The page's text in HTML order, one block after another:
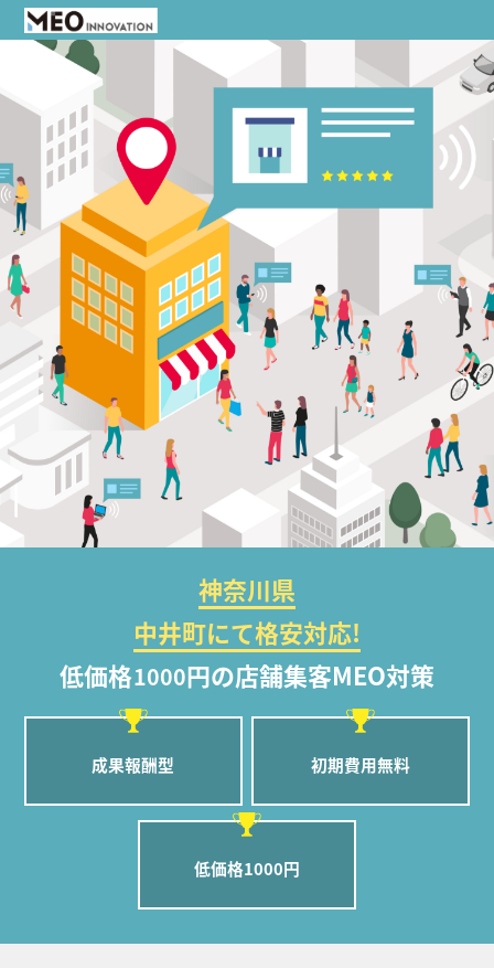
神奈川県
中井町にて格安対応!
低価格1000円の店舗集客MEO対策
成果報酬型 初期費用無料
低価格1000円